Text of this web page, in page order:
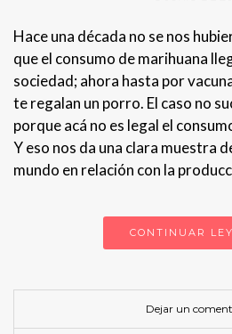
Hace una década no se nos
que el consumo de marihuana
sociedad; ahora hasta por
te regalan un porro. El caso no
porque acá no es legal el
Y eso nos da una clara muestra
mundo en relación con la
CONTINUAR
Dejar un